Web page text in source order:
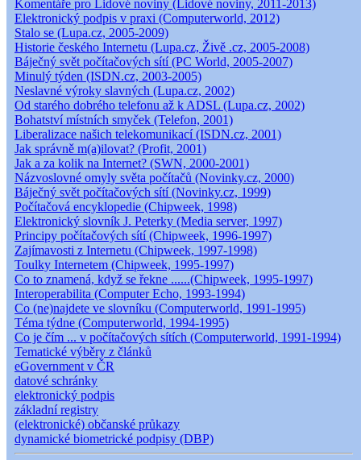
Komentáře pro Lidové noviny (Lidové noviny, 2011-2013)
Elektronický podpis v praxi (Computerworld, 2012)
Stalo se (Lupa.cz, 2005-2009)
Historie českého Internetu (Lupa.cz, Živě .cz, 2005-2008)
Báječný svět počítačových sítí (PC World, 2005-2007)
Minulý týden (ISDN.cz, 2003-2005)
Neslavné výroky slavných (Lupa.cz, 2002)
Od starého dobrého telefonu až k ADSL (Lupa.cz, 2002)
Bohatství místních smyček (Telefon, 2001)
Liberalizace našich telekomunikací (ISDN.cz, 2001)
Jak správně m(a)ilovat? (Profit, 2001)
Jak a za kolik na Internet? (SWN, 2000-2001)
Názvoslovné omyly světa počítačů (Novinky.cz, 2000)
Báječný svět počítačových sítí (Novinky.cz, 1999)
Počítačová encyklopedie (Chipweek, 1998)
Elektronický slovník J. Peterky (Media server, 1997)
Principy počítačových sítí (Chipweek, 1996-1997)
Zajímavosti z Internetu (Chipweek, 1997-1998)
Toulky Internetem (Chipweek, 1995-1997)
Co to znamená, když se řekne ......(Chipweek, 1995-1997)
Interoperabilita (Computer Echo, 1993-1994)
Co (ne)najdete ve slovníku (Computerworld, 1991-1995)
Téma týdne (Computerworld, 1994-1995)
Co je čím ... v počítačových sítích (Computerworld, 1991-1994)
Tematické výběry z článků
eGovernment v ČR
datové schránky
elektronický podpis
základní registry
(elektronické) občanské průkazy
dynamické biometrické podpisy (DBP)